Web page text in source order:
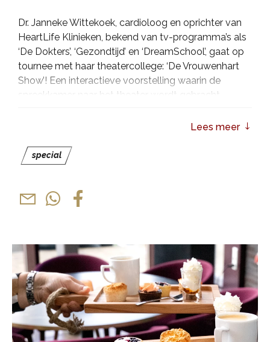
Dr. Janneke Wittekoek, cardioloog en oprichter van
HeartLife Klinieken, bekend van tv-programma’s als
‘De Dokters’, ‘Gezondtijd’ en ‘DreamSchool’, gaat op
tournee met haar theatercollege: ‘De Vrouwenhart
Show’! Een interactieve voorstelling waarin de
spreekkamer naar het theater wordt gebracht.
steeds doodsoorzaak nummer één. Veel van deze
hartproblemen kunnen worden voorkomen door een
gezonde leefstijl en een beter inzicht in
Janneke alles over het vrouwenhart en geeft ze
praktische tools voor een gezonder leven.
mannenhart? Hoe herken je hartproblemen? Kies
voor pillen of paprika’s? Hoewel het hart als orgaan
hetzelfde is, werkt het vrouwenhart toch heel anders
dan het mannenhart. “Veel hartproblemen die
voorkomen bij vrouwen zijn het gevolg van mentale
disbalans – dus van stress”, zegt Janneke Wittekoek.
Lees meer
special